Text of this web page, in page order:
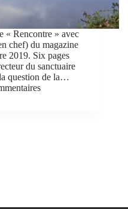
« Rencontre » avec
chef) du magazine
2019. Six pages
du sanctuaire
question de la…